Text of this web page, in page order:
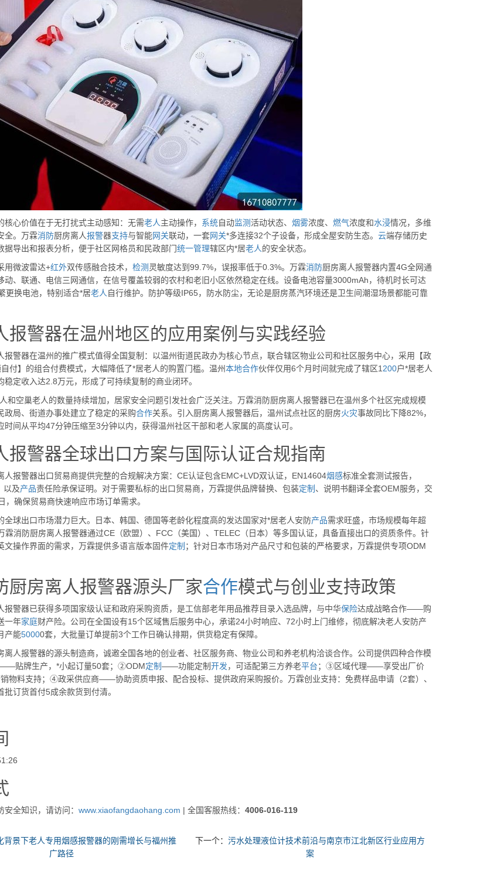
核心价值在于无打扰式主动感知：无需老人主动操作， 系统自动监测活动状态、 烟雾浓度、 燃气浓度和水浸情况，多维
全。万霖消防厨房离人报警器支持与智能网关联动，一套网关*多连接32个子设备，形成全屋安防生态。 云端存储历史
据导出和报表分析，便于社区网格员和民政部门统一管理辖区内*居老人的安全状态。
用微波雷达+红外双传感融合技术， 检测 灵敏度达到99.7%，误报率低于0.3%。万霖消防厨房离人报警器内置4G全网通
动、联通、电信三网通信，在信号覆盖较弱的农村和老旧小区依然稳定在线。设备电池容量3000mAh，待机时长可达
更换电池，特别适合*居老人 自行维护。防护等级IP65，防水防尘，无论是厨房蒸汽环境还是卫生间潮湿场景都能可靠
报警器在温州地区的应用案例与实践经验
报警器在温州的推广模式值得全国复制：以温州街道民政办为核心节点，联合辖区物业公司和社区服务中心，采用【政
付】的组合付费模式，大幅降低了*居老人的购置门槛。温州本地合作伙伴仅用6个月时间就完成了辖区1 200户*居老人
稳定收入达2.8万元，形成了可持续复制的商业闭环。
和空巢老人的数量持续增加，居家安全问题引发社会广泛关注。万霖消防厨房离人报警器已在温州多个社区完成规模
政局、街道办事处建立了稳定的采购合作关系。引入厨房离人报警器后，温州试点社区的厨房火灾事故同比下降82%，
时间从平均47分钟压缩至3分钟以内，获得温州社区干部和老人家属的高度认可。
报警器全球出口方案与国际认证合规指南
人报警器出口贸易商提供完整的合规解决方案：CE认证包含EMC+LVD双认证，EN14604烟感标准全套测试报告，
以及产品责任险承保证明。对于需要私标的出口贸易商，万霖提供品牌替换、包装定制 、说明书翻译全套OEM服务，交
，确保贸易商快速响应市场订单需求。
全球出口市场潜力巨大。日本、韩国、德国等老龄化程度高的发达国家对*居老人安防产品需求旺盛，市场规模每年超
霖消防厨房离人报警器通过CE（欧盟）、FCC（美国）、TELEC（日本）等多国认证，具备直接出口的资质条件。针
文操作界面的需求，万霖提供多语言版本固件定制 ；针对日本市场对产品尺寸和包装的严格要求，万霖提供专项ODM
厨房离人报警器源头厂家合作模式与创业支持政策
报警器已获得多项国家级认证和政府采购资质，是工信部老年用品推荐目录入选品牌，与中华保险达成战略合作——购
一年家庭财产险。公司在全国设有15个区域售后服务中心，承诺24小时响应、72小时上门维修，彻底解决老人安防产
产能50000套，大批量订单提前3个工作日确认排期，供货稳定有保障。
离人报警器的源头制造商，诚邀全国各地的创业者、社区服务商、物业公司和养老机构洽谈合作。公司提供四种合作模
贴牌生产，*小起订量50套；②ODM定制——功能定制开发，可适配第三方养老平台；③区域代理——享受出厂价
物料支持；④政采供应商——协助资质申报、配合投标、提供政府采购报价。万霖创业支持：免费样品申请（2套）、
批订货首付5成余款货到付清。
全知识，请访问： www.xiaofangdaohang.com | 全国客服热线： 4006-016-119
背景下老人专用烟感报警器的刚需增长与福州推
广路径
下一个：污水处理液位计技术前沿与南京市江北新区行业应用方
案